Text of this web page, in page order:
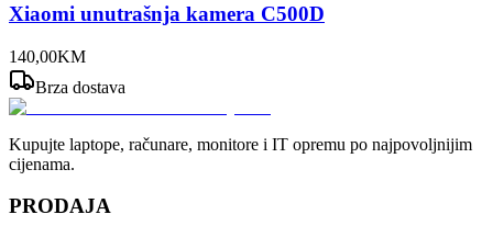
Xiaomi unutrašnja kamera C500D
140,00KM
Brza dostava
Kupujte laptope, računare, monitore i IT opremu po najpovoljnijim
cijenama.
PRODAJA